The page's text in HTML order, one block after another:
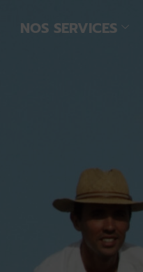
NOS SERVICES